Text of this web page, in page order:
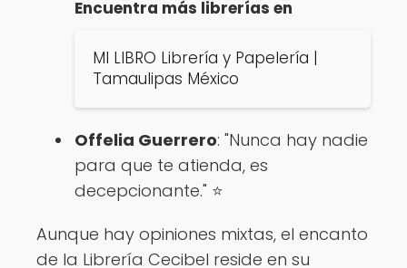
Encuentra más librerías en
MI LIBRO Librería y Papelería |
Tamaulipas México
Offelia Guerrero: "Nunca hay nadie
para que te atienda, es
decepcionante." ⭐
Aunque hay opiniones mixtas, el encanto
de la Librería Cecibel reside en su